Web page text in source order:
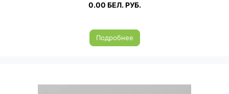
0.00 БЕЛ. РУБ.
Подробнее